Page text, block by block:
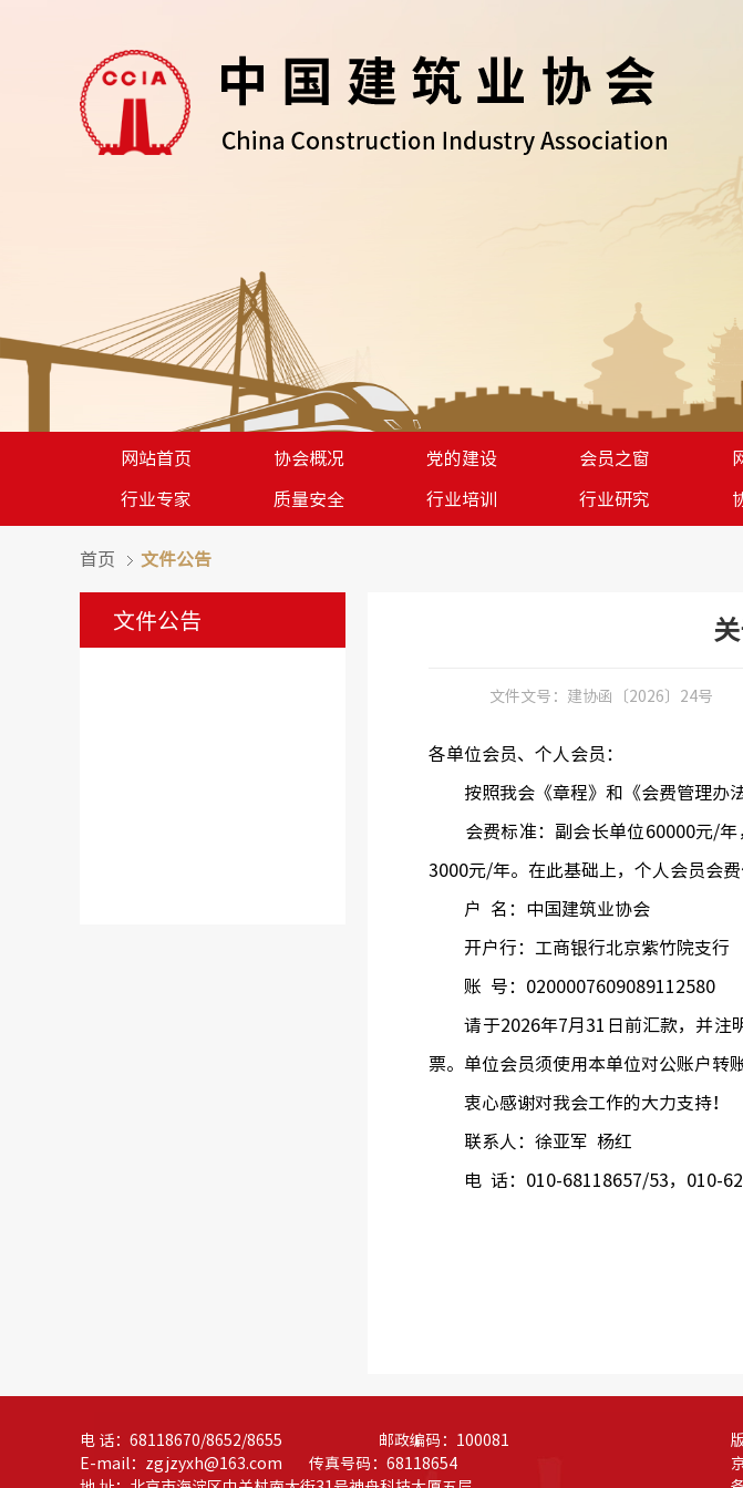
网站首页 协会概况 党的建设 会员之窗
行业专家 质量安全 行业培训 行业研究
首页 文件公告
文件公告
文件文号： 建协函〔2026〕24号
各单位会员、个人会员：
按照我会《章程》和《会费管理办
会费标准：副会长单位60000元/
3000元/年。在此基础上，个人会员会费
户 名：中国建筑业协会
开户行：工商银行北京紫竹院支行
账 号：0200007609089112580
请于2026年7月31日前汇款，并
票。单位会员须使用本单位对公账户转账
衷心感谢对我会工作的大力支持！
联系人：徐亚军 杨红
电 话：010-68118657/53，010-
电 话：68118670/8652/8655 邮政编码：100081
E-mail：zgjzyxh@163.com 传真号码：68118654